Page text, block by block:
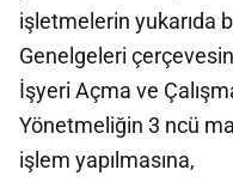
işletmelerin yukarıda
Genelgeleri
İşyeri Açma ve
Yönetmeliğin 3 ncü
işlem yapılmasına,